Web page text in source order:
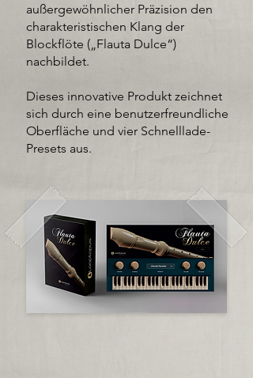
außergewöhnlicher Präzision den
charakteristischen Klang der
Blockflöte („Flauta Dulce“)
nachbildet.
Dieses innovative Produkt zeichnet
sich durch eine benutzerfreundliche
Oberfläche und vier Schnelllade-
Presets aus.